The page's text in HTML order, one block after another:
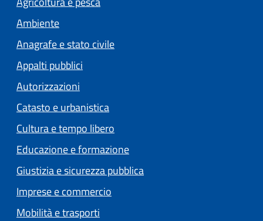
Ambiente
Anagrafe e stato civile
Appalti pubblici
Autorizzazioni
Catasto e urbanistica
Cultura e tempo libero
Educazione e formazione
Giustizia e sicurezza pubblica
Imprese e commercio
Mobilità e trasporti